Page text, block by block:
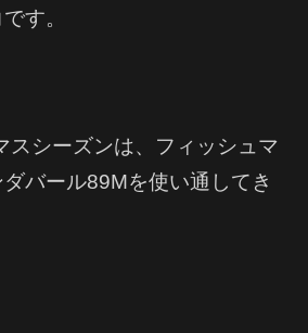
す。
スシーズンは、フィッシュマ
バール89Mを使い通してき